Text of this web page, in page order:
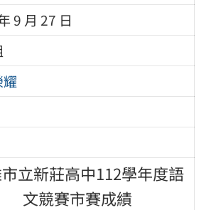
9 月 27 日
立新莊高中112學年度語
文競賽市賽成績